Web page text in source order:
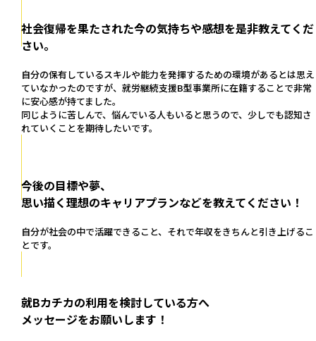
社会復帰を果たされた今の気持ちや感想を是非教えてくだ
さい。
自分の保有しているスキルや能力を発揮するための環境があるとは思え
ていなかったのですが、就労継続支援B型事業所に在籍することで非常
に安心感が持てました。
同じように苦しんで、悩んでいる人もいると思うので、少しでも認知さ
れていくことを期待したいです。
今後の目標や夢、
思い描く理想のキャリアプランなどを教えてください！
自分が社会の中で活躍できること、それで年収をきちんと引き上げるこ
とです。
就Bカチカの利用を検討している方へ
メッセージをお願いします！